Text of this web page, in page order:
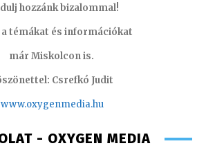
hozzánk bizalommal!
a témákat és információkat
már Miskolcon is.
Csrefkó Judit
www.oxygenmedia.hu
- OXYGEN MEDIA